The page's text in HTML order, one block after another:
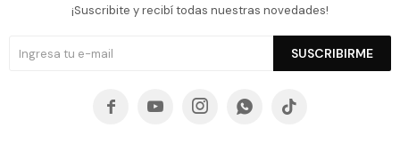
¡Suscribite y recibí todas nuestras novedades!
SUSCRIBIRME
    